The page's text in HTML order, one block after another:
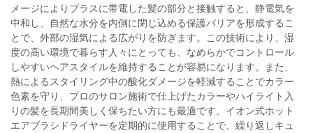
メージによりプラスに帯電した髪の部分と接触すると、静電気を
中和し、自然な水分を内側に閉じ込める保護バリアを形成するこ
とで、外部の湿気による広がりを防ぎます。この技術により、湿
度の高い環境で暮らす人々にとっても、なめらかでコントロール
しやすいヘアスタイルを維持することが容易になります。また、
熱によるスタイリング中の酸化ダメージを軽減することでカラー
色素を守り、プロのサロン施術で仕上げたカラーやハイライト入
りの髪を長期間美しく保ちたい方にも最適です。イオン式ホット
エアブラシドライヤーを定期的に使用することで、繰り返しキュ